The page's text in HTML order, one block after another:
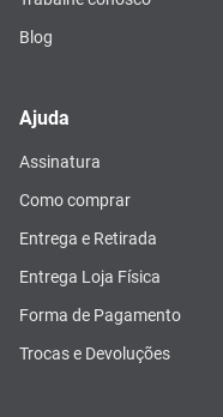
Blog
Ajuda
Assinatura
Como comprar
Entrega e Retirada
Entrega Loja Física
Forma de Pagamento
Trocas e Devoluções